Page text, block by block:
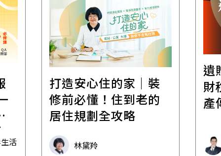
活
打造安心住的家｜裝
修前必懂！住到老的
居住規劃全攻略
林黛羚
遺
財
產